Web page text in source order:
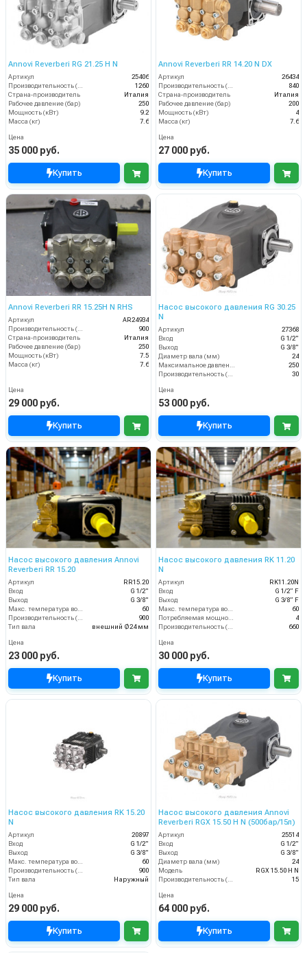
Annovi Reverberi RG 21.25 H N
Артикул
25406
Производительность (л/ч)
1260
Страна-производитель
Италия
Рабочее давление (бар)
250
Мощность (кВт)
9.2
Масса (кг)
7.6
Цена
35 000 руб.
Купить
Annovi Reverberi RR 14.20 N DX
Артикул
26434
Производительность (л/ч)
840
Страна-производитель
Италия
Рабочее давление (бар)
200
Мощность (кВт)
4
Масса (кг)
7.6
Цена
27 000 руб.
Купить
Annovi Reverberi RR 15.25H N RHS
Артикул
AR24934
Производительность (л/ч)
900
Страна-производитель
Италия
Рабочее давление (бар)
250
Мощность (кВт)
7.5
Масса (кг)
7.6
Цена
29 000 руб.
Купить
Насос высокого давления RG 30.25
N
Артикул
27368
Вход
G 1/2"
Выход
G 3/8"
Диаметр вала (мм)
24
Максимальное давление (бар)
250
Производительность (л/мин)
30
Цена
53 000 руб.
Купить
Насос высокого давления Annovi
Reverberi RR 15.20
Артикул
RR15.20
Вход
G 1/2"
Выход
G 3/8"
60
900
Тип вала
внешний Ø24 мм
Цена
23 000 руб.
Купить
Насос высокого давления RK 11.20
N
Артикул
RK11.20N
Вход
G 1/2” F
Выход
G 3/8” F
60
4
660
Цена
30 000 руб.
Купить
Насос высокого давления RK 15.20
N
Артикул
20897
Вход
G 1/2"
Выход
G 3/8"
60
900
Тип вала
Наружный
Цена
29 000 руб.
Купить
Насос высокого давления Annovi
Reverberi RGX 15.50 H N (500бар/15л)
Артикул
25514
Вход
G 1/2"
Выход
G 3/8"
Диаметр вала (мм)
24
Модель
RGX 15.50 H N
15
Цена
64 000 руб.
Купить